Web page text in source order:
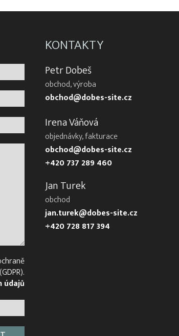
údajů
KONTAKTY
Petr Dobeš
obchod, výroba
obchod@dobes-site.cz
Irena Váňová
objednávky, fakturace
obchod@dobes-site.cz
+420 737 289 460
Jan Turek
obchod
jan.turek@dobes-site.cz
+420 728 817 394